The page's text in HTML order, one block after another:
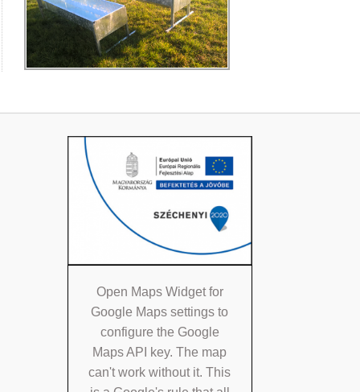
Open Maps Widget for
Google Maps settings to
configure the Google
Maps API key. The map
can't work without it. This